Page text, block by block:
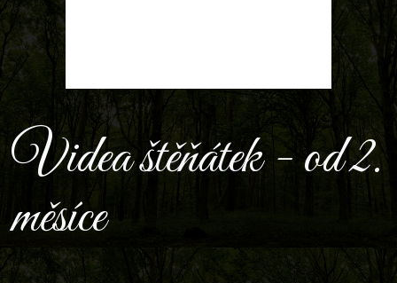
Videa štěňátek - od 2.
měsíce